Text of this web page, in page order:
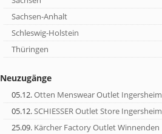
Sachsen-Anhalt
Schleswig-Holstein
Thüringen
Neuzugänge
05.12.Otten Menswear Outlet Ingersheim
05.12.SCHIESSER Outlet Store Ingersheim
25.09. Kärcher Factory Outlet Winnenden